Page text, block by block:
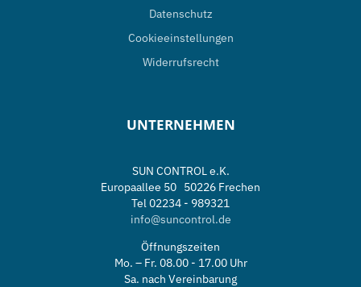
Datenschutz
Cookieeinstellungen
Widerrufsrecht
UNTERNEHMEN
SUN CONTROL e.K.
Europaallee 50 50226 Frechen
Tel 02234 - 989321
info@suncontrol.de
Öffnungszeiten
Mo. – Fr. 08.00 - 17.00 Uhr
Sa. nach Vereinbarung